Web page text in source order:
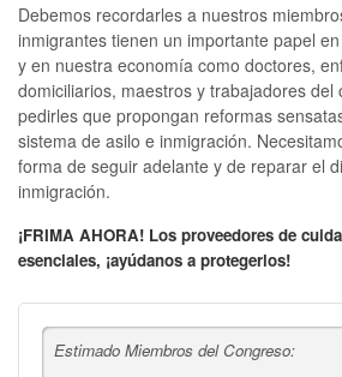
Debemos recordarles a nuestros
inmigrantes tienen un importante papel
y en nuestra economía como doctores,
domiciliarios, maestros y trabajadores del
pedirles que propongan reformas
sistema de asilo e inmigración.
forma de seguir adelante y de reparar el
inmigración.
¡FRIMA AHORA! Los proveedores de
esenciales, ¡ayúdanos a protegerlos!
Estimado Miembros del Congreso: